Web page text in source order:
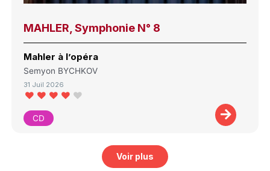
MAHLER, Symphonie N° 8
Mahler à l’opéra
Semyon BYCHKOV
31 Juil 2026
CD
Voir plus